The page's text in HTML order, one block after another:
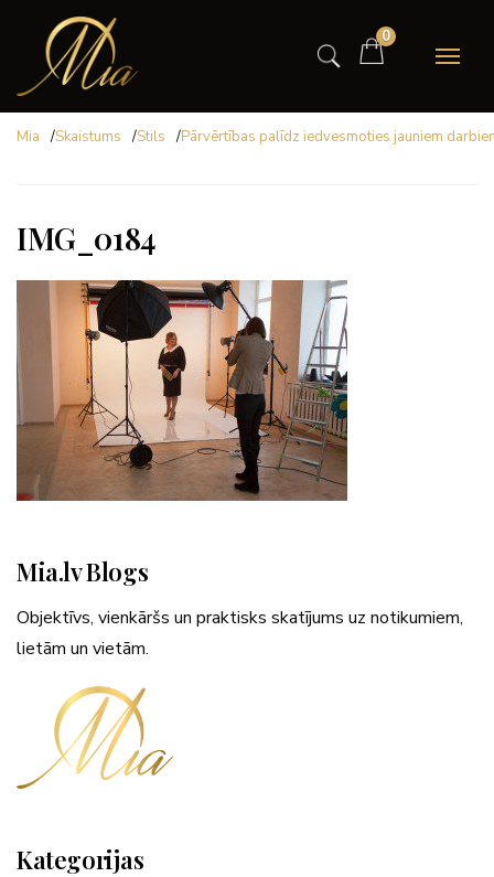
0
Mia /Skaistums /Stils /Pārvērtības palīdz iedvesmoties jauniem
IMG_0184
Mia.lv Blogs
Objektīvs, vienkāršs un praktisks skatījums uz notikumiem,
lietām un vietām.
Kategorijas